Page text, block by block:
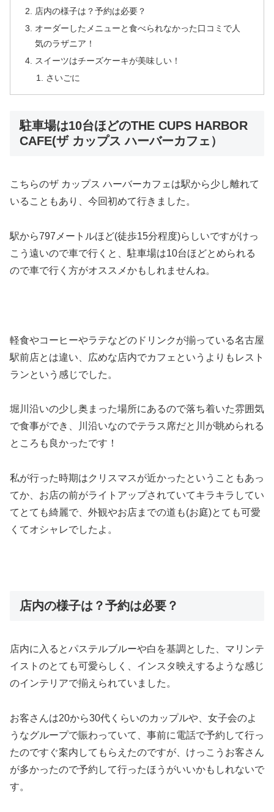
店内の様子は？予約は必要？
オーダーしたメニューと食べられなかった口コミで人
気のラザニア！
スイーツはチーズケーキが美味しい！
さいごに
駐車場は10台ほどのTHE CUPS HARBOR
CAFE(ザ カップス ハーバーカフェ）
こちらのザ カップス ハーバーカフェは駅から少し離れて
いることもあり、今回初めて行きました。
駅から797メートルほど(徒歩15分程度)らしいですがけっ
こう遠いので車で行くと、駐車場は10台ほどとめられる
ので車で行く方がオススメかもしれませんね。
軽食やコーヒーやラテなどのドリンクが揃っている名古屋
駅前店とは違い、広めな店内でカフェというよりもレスト
ランという感じでした。
堀川沿いの少し奥まった場所にあるので落ち着いた雰囲気
で食事ができ、川沿いなのでテラス席だと川が眺められる
ところも良かったです！
私が行った時期はクリスマスが近かったということもあっ
てか、お店の前がライトアップされていてキラキラしてい
てとても綺麗で、外観やお店までの道も(お庭)とても可愛
くてオシャレでしたよ。
店内の様子は？予約は必要？
店内に入るとパステルブルーや白を基調とした、マリンテ
イストのとても可愛らしく、インスタ映えするような感じ
のインテリアで揃えられていました。
お客さんは20から30代くらいのカップルや、女子会のよ
うなグループで賑わっていて、事前に電話で予約して行っ
たのですぐ案内してもらえたのですが、けっこうお客さん
が多かったので予約して行ったほうがいいかもしれないで
す。